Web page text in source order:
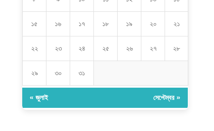
১৫ ১৬ ১৭ ১৮ ১৯ ২০ ২১
২২ ২৩ ২৪ ২৫ ২৬ ২৭ ২৮
২৯ ৩০ ৩১
« জুলাই সেপ্টেম্বর »